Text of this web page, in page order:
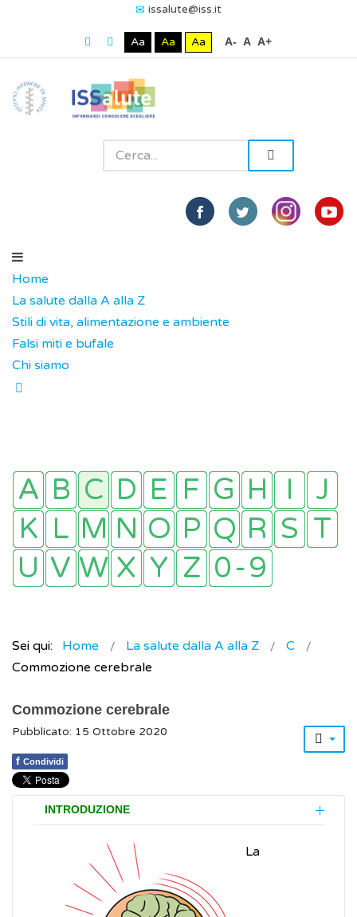
issalute@iss.it
Aa Aa Aa A- A A+
Home
La salute dalla A alla Z
Stili di vita, alimentazione e ambiente
Falsi miti e bufale
Chi siamo
Sei qui: Home La salute dalla A alla Z
C
Commozione cerebrale
Commozione cerebrale
Pubblicato: 15 Ottobre 2020
f Condividi
INTRODUZIONE
La